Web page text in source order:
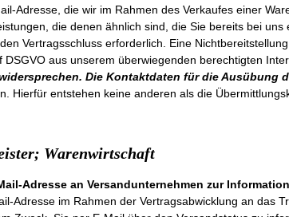
Adresse, die wir im Rahmen des Verkaufes einer
die denen ähnlich sind, die Sie bereits bei
Vertragsschluss erforderlich. Eine
DSGVO aus unserem überwiegenden berechtigten
Die Kontaktdaten für die Ausübung
Hierfür entstehen keine anderen als die
Warenwirtschaft
Adresse an Versandunternehmen zur
Adresse im Rahmen der Vertragsabwicklung an das